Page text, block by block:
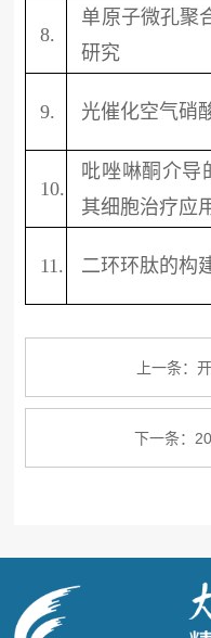
8.
单原子微孔聚
研究
9. 光催化空气硝
10.
吡唑啉酮介导
其细胞治疗应
11. 二环环肽的构
上一条：
下一条：